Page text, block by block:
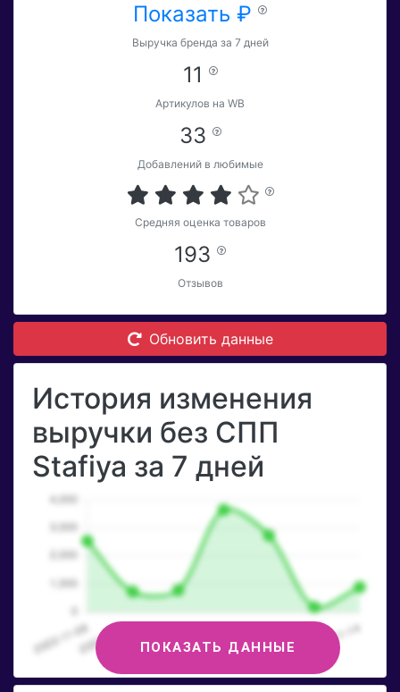
Показать ₽
Выручка бренда за 7 дней
11
Артикулов на WB
33
Добавлений в любимые
Средняя оценка товаров
193
Отзывов
Обновить данные
История изменения
выручки без СПП
Stafiya за 7 дней
ПОКАЗАТЬ ДАННЫЕ